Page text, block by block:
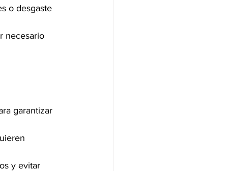
o desgaste
necesario
garantizar
y evitar